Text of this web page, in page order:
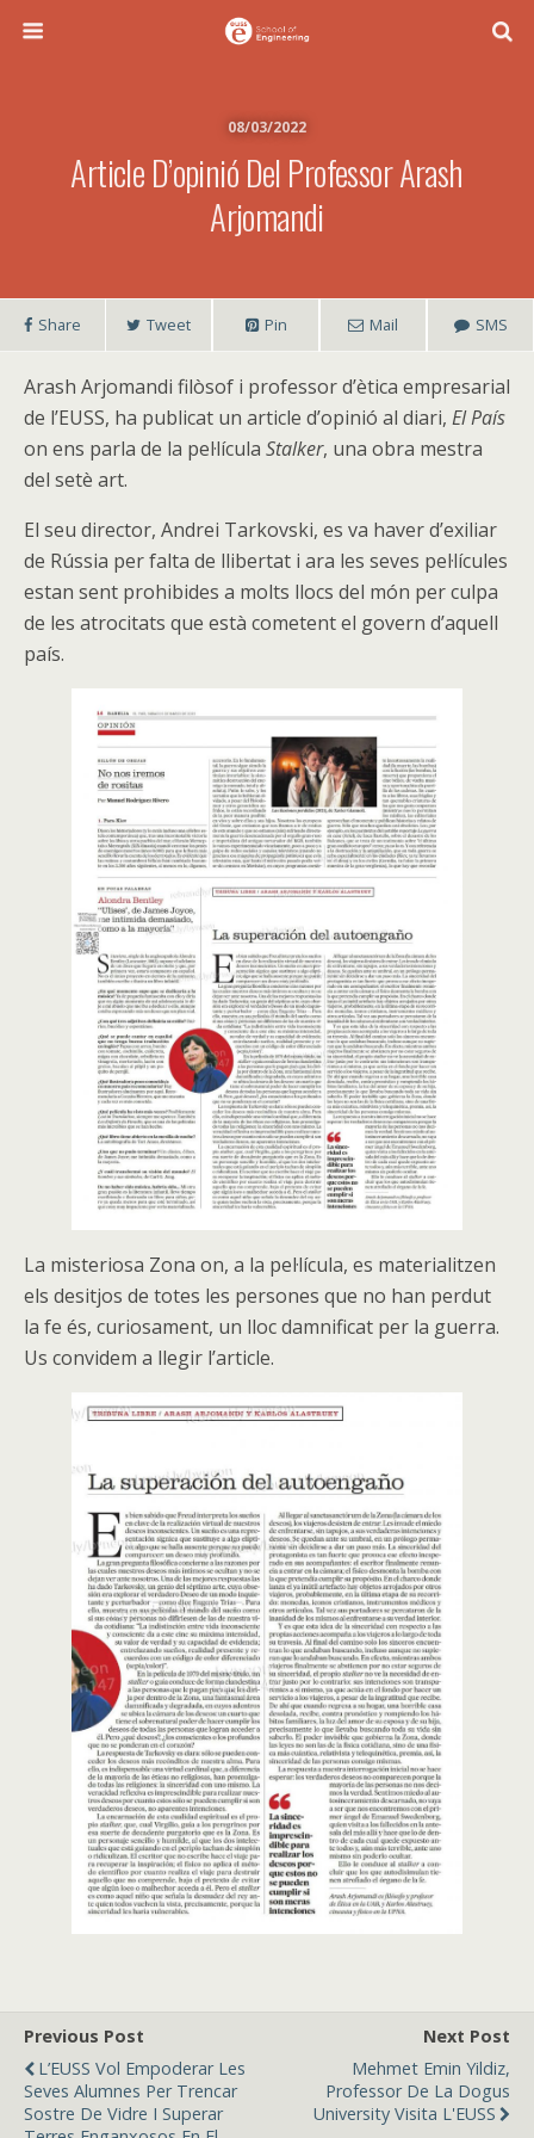
08/03/2022
Article D’opinió Del Professor Arash
Arjomandi
Share Tweet Pin Mail SMS
Arash Arjomandi filòsof i professor d’ètica empresarial
de l’EUSS, ha publicat un article d’opinió al diari, El País
on ens parla de la pel·lícula Stalker, una obra mestra
del setè art.
El seu director, Andrei Tarkovski, es va haver d’exiliar
de Rússia per falta de llibertat i ara les seves pel·lícules
estan sent prohibides a molts llocs del món per culpa
de les atrocitats que està cometent el govern d’aquell
país.
La misteriosa Zona on, a la pel·lícula, es materialitzen
els desitjos de totes les persones que no han perdut
la fe és, curiosament, un lloc damnificat per la guerra.
Us convidem a llegir l’article.
Previous Post
L’EUSS Vol Empoderar Les
Seves Alumnes Per Trencar
Sostre De Vidre I Superar
Next Post
Mehmet Emin Yildiz,
Professor De La Dogus
University Visita L'EUSS